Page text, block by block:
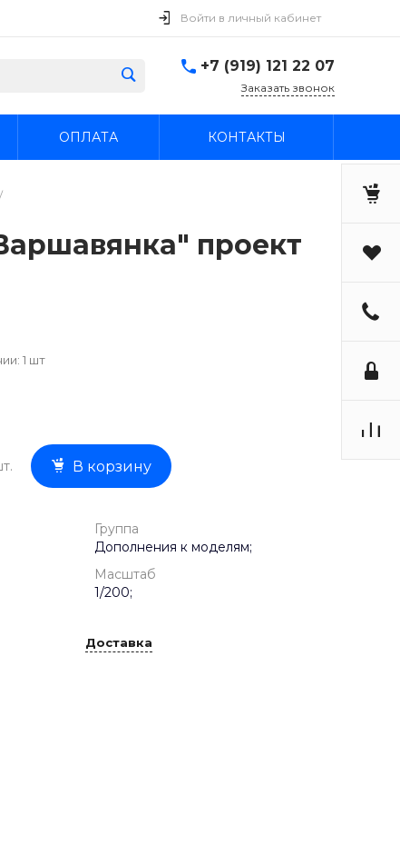
Войти в личный кабинет
+7 (919) 121 22 07
Заказать звонок
ОПЛАТА КОНТАКТЫ
/
проект
1 шт
В корзину
Группа
Дополнения к моделям;
Масштаб
1/200;
Доставка